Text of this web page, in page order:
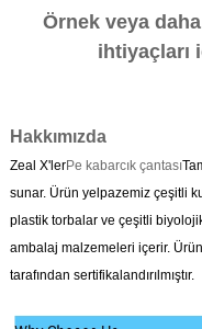
Örnek veya
ihtiyaçları
Hakkımızda
Zeal X'lerPe kabarcık çantası
sunar. Ürün yelpazemiz çeşitli
plastik torbalar ve çeşitli
ambalaj malzemeleri içerir.
tarafından sertifikalandırılmıştır.